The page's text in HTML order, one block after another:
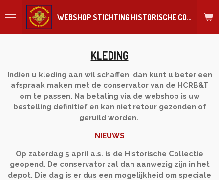
direct
WEBSHOP STICHTING HISTORISCHE COLLECTIE REGIMENT
KLEDING
Indien u kleding aan wil schaffen dan kunt u beter een
afspraak maken met de conservator van de HCRB&T
om te passen. Na betaling via de webshop is uw
bestelling definitief en kan niet retour gezonden of
geruild worden.
NIEUWS
Op zaterdag 5 april a.s. is de Historische Collectie
geopend. De conservator zal dan aanwezig zijn in het
depot. Die dag is er dus een mogelijkheid om speciale